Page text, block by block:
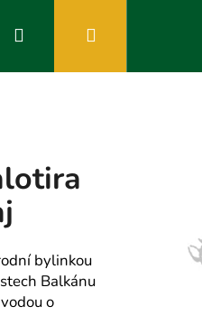
Přihlášení
bylinkou
Balkánu
o